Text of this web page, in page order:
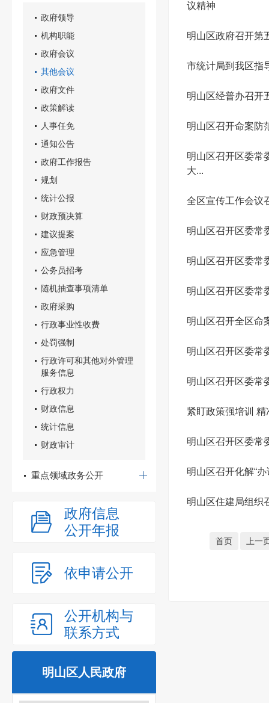
政府领导
机构职能
政府会议
其他会议
政府文件
政策解读
人事任免
通知公告
政府工作报告
规划
统计公报
财政预决算
建议提案
应急管理
公务员招考
随机抽查事项清单
政府采购
行政事业性收费
处罚强制
行政许可和其他对外管理
服务信息
行政权力
财政信息
统计信息
财政审计
重点领域政务公开
政府信息
公开年报
依申请公开
公开机构与
联系方式
明山区人民政府
议精神
明山区政府召开第
市统计局到我区指
明山区经普办召开
明山区召开命案防
明山区召开区委常
大...
全区宣传工作会议
明山区召开区委常
明山区召开区委常
明山区召开区委常
明山区召开全区命
明山区召开区委常
明山区召开区委常
紧盯政策强培训
明山区召开区委常
明山区召开化解“
明山区住建局组织
首页 上一